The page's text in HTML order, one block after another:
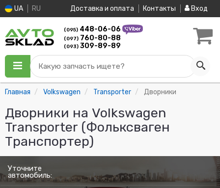
UA RU Доставка и оплата Контакты Вход
(095) 448-06-06
(097) 760-80-88
(093) 309-89-89
Какую запчасть ищете?
Главная Volkswagen Transporter Дворники
Дворники на Volkswagen
Transporter (Фольксваген
Транспортер)
Уточните
автомобиль: